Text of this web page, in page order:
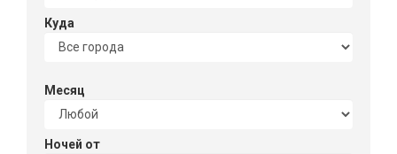
Куда
Месяц
Ночей от